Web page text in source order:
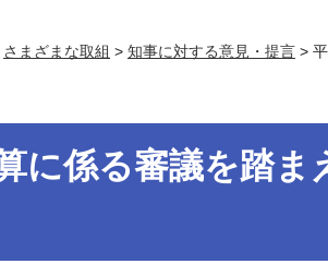
さまざまな取組 > 知事に対する意見・提言 >
に係る審議を踏